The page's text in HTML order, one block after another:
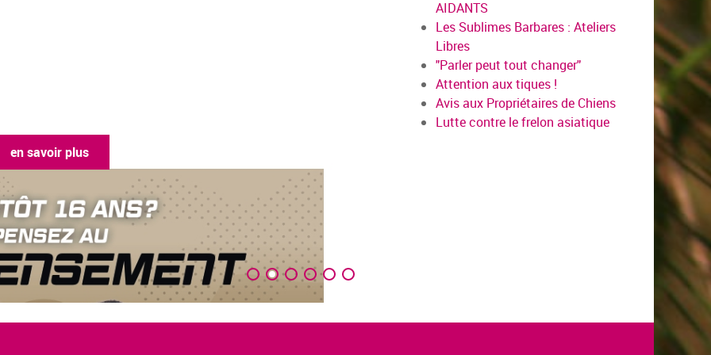
AIDANTS
Les Sublimes Barbares : Ateliers
Libres
"Parler peut tout changer"
Attention aux tiques !
Avis aux Propriétaires de Chiens
Lutte contre le frelon asiatique